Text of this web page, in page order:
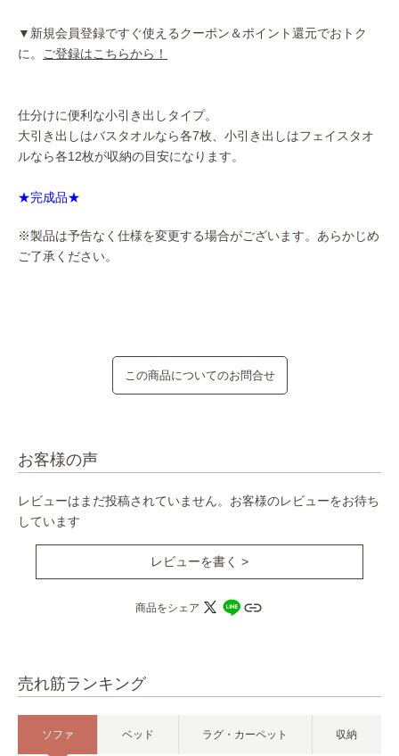
売れ筋ランキング
ソファ ベッド ラグ・カーペット 収納
▼新規会員登録ですぐ使えるクーポン＆ポイント還元でおトク
に。
ご登録はこちらから！
仕分けに便利な小引き出しタイプ。
大引き出しはバスタオルなら各7枚、小引き出しはフェイスタオ
ルなら各12枚が収納の目安になります。
★完成品★
※製品は予告なく仕様を変更する場合がございます。あらかじめ
ご了承ください。
この商品についてのお問合せ
お客様の声
レビューはまだ投稿されていません。お客様のレビューをお待ち
しています
レビューを書く >
商品をシェア